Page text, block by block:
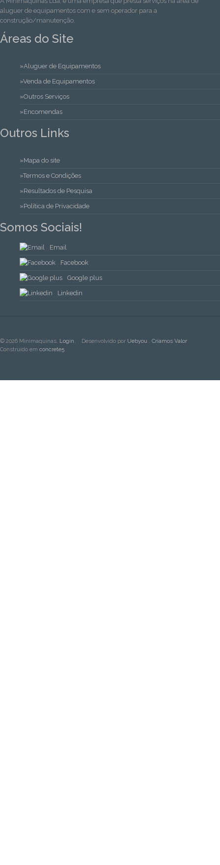
aluguer de equipamentos com e sem operador para a
construção/manutenção.
Áreas do Site
»Aluguer de Equipamentos
»Venda de Equipamentos
»Outros Serviços
»Encomendas
Outros Links
»Mapa do site
»Termos e Condições
»Resultados de Pesquisa
»Política de Privacidade
Somos Sociais!
Email
Facebook
Google plus
Linkedin
© 2026 Minimaquinas. Login Desenvolvido por Uebyou . Criamos Valor
Construído em concrete5